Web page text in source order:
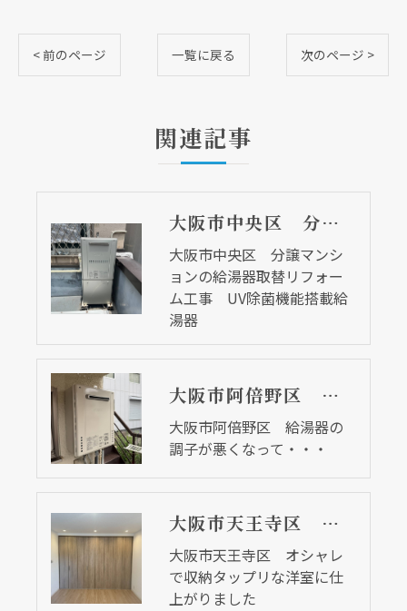
< 前のページ 一覧に戻る 次のページ >
関連記事
大阪市中央区 分譲マンションの給湯器取替リフォーム工事 UV除菌機能搭載給湯器
大阪市中央区 分譲マンシ
ョンの給湯器取替リフォー
ム工事 UV除菌機能搭載給
湯器
大阪市阿倍野区 給湯器の調子が悪くなって・・・
大阪市阿倍野区 給湯器の
調子が悪くなって・・・
大阪市天王寺区 オシャレで収納タップリな洋室に仕上がりました
大阪市天王寺区 オシャレ
で収納タップリな洋室に仕
上がりました